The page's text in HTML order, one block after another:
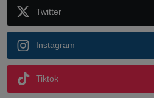
Twitter
Instagram
Tiktok